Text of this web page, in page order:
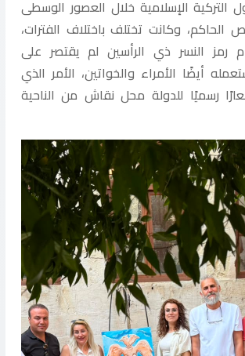
التركية الإسلامية خلال العصور الوسطى
الحاكم، وكانت تختلف باختلاف الفترات،
رمز النسر ذي الرأسين لم يقتصر على
أيضًا الأمراء والخواتين، الأمر الذي
رسميًا للدولة محل نقاش من الناحية